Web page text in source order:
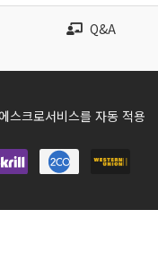
Q&A
스크로서비스를 자동 적용